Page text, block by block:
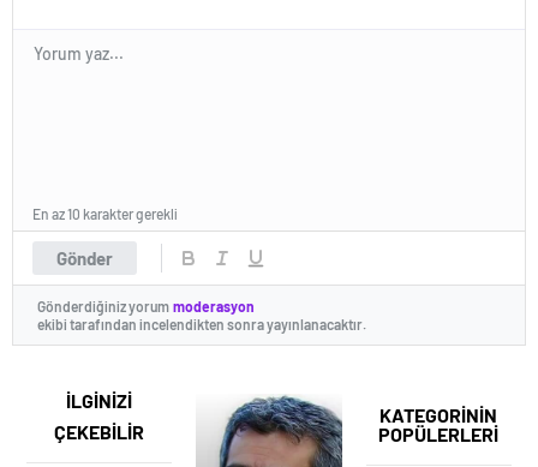
Gönder
En az 10 karakter gerekli
Gönderdiğiniz yorum moderasyon
ekibi tarafından incelendikten sonra yayınlanacaktır.
KATEGORİNİN
POPÜLERLERİ
İLGİNİZİ
ÇEKEBİLİR